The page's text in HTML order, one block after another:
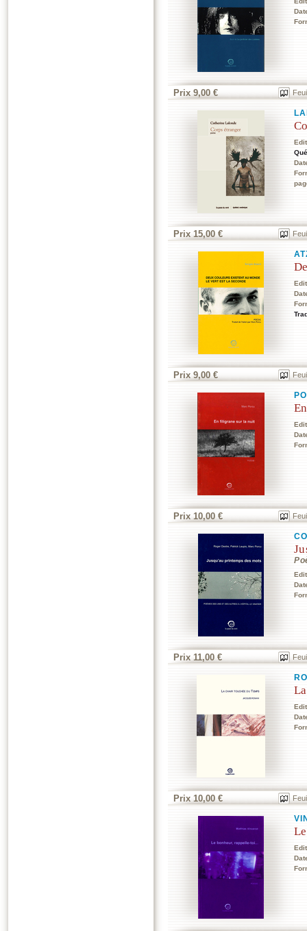
Prix 9,00 €
Prix 15,00 €
Prix 9,00 €
Prix 10,00 €
Prix 11,00 €
Prix 10,00 €